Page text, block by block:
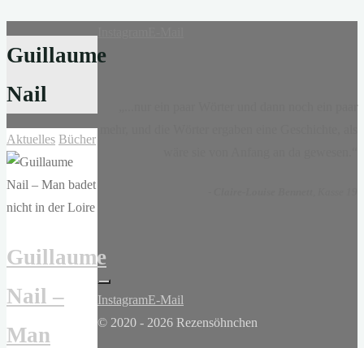
Guillaume
Nail
Aktuelles Bücher
Guillaume
Nail –
Man
InstagramE-Mail
© 2020 - 2026 Rezensöhnchen